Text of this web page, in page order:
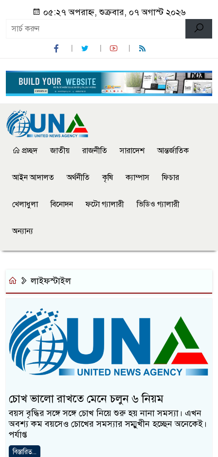
০৫:২৭ অপরাহ্ন, শুক্রবার, ০৭ অগাস্ট ২০২৬
প্রচ্ছদ জাতীয় রাজনীতি সারাদেশ আন্তর্জাতিক
আইন আদালত অর্থনীতি কৃষি ক্যাম্পাস ফিচার
খেলাধুলা বিনোদন ফটো গ্যালারী ভিডিও গ্যালারী
অন্যান্য
লাইফস্টাইল
চোখ ভালো রাখতে মেনে চলুন ৬ নিয়ম
বয়স বৃদ্ধির সঙ্গে সঙ্গে চোখ নিয়ে শুরু হয় নানা সমস্যা। এখন
অবশ্য কম বয়সেও চোখের সমস্যার সম্মু‌খীন হচ্ছেন অনেকেই।
পর্যাপ্ত
বিস্তারিত...